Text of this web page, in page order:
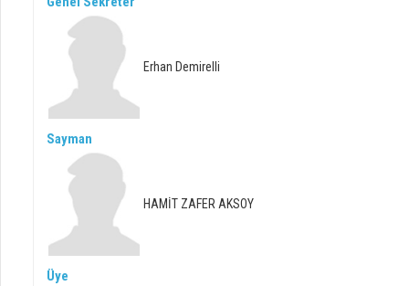
Erhan Demirelli
Sayman
HAMİT ZAFER AKSOY
Üye